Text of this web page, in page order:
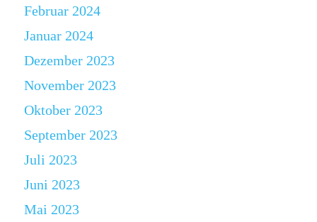
Februar 2024
Januar 2024
Dezember 2023
November 2023
Oktober 2023
September 2023
Juli 2023
Juni 2023
Mai 2023